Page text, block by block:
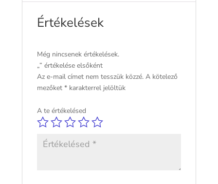
Értékelések
Még nincsenek értékelések.
„” értékelése elsőként
Az e-mail címet nem tesszük közzé. A kötelező
mezőket *karakterrel jelöltük
A te értékelésed